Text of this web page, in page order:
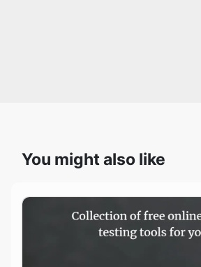
You might also like